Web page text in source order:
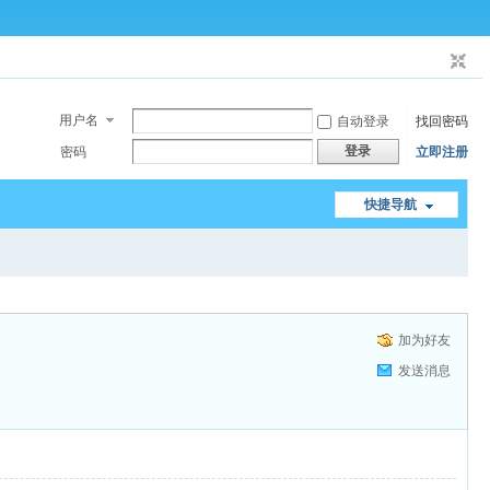
用户名 自动登录
找回密码
密码
登录 立即注册
快捷导航
加为好友
发送消息